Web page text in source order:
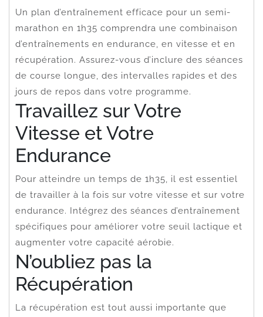
Un plan d’entraînement efficace pour un semi-
marathon en 1h35 comprendra une combinaison
d’entraînements en endurance, en vitesse et en
récupération. Assurez-vous d’inclure des séances
de course longue, des intervalles rapides et des
jours de repos dans votre programme.
Travaillez sur Votre
Vitesse et Votre
Endurance
Pour atteindre un temps de 1h35, il est essentiel
de travailler à la fois sur votre vitesse et sur votre
endurance. Intégrez des séances d’entraînement
spécifiques pour améliorer votre seuil lactique et
augmenter votre capacité aérobie.
N’oubliez pas la
Récupération
La récupération est tout aussi importante que